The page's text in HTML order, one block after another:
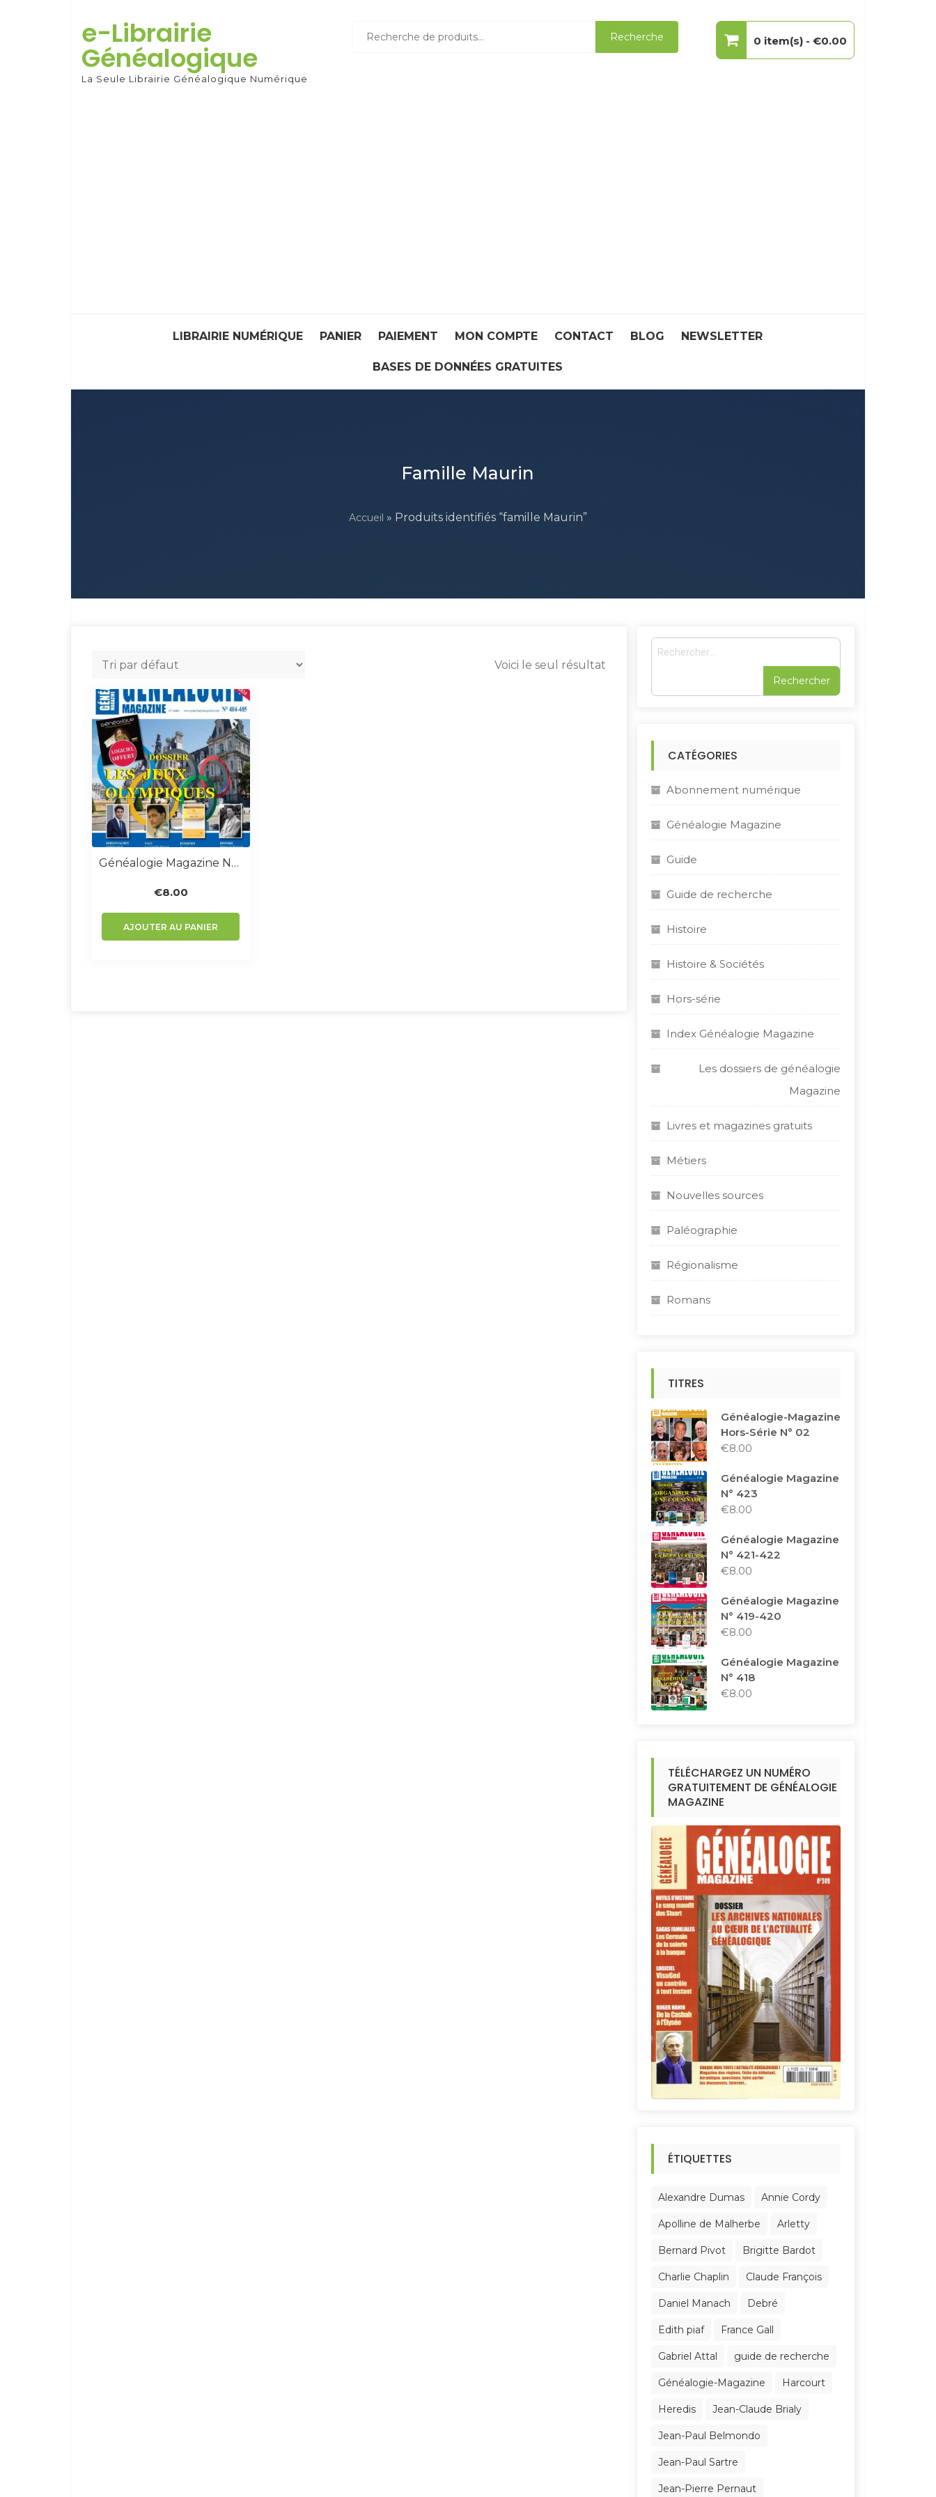
content
e-Librairie
Généalogique
La Seule Librairie Généalogique Numérique
pour :
Recherche 0 item(s) -€0.00
LIBRAIRIE NUMÉRIQUE PANIER PAIEMENT MON COMPTE CONTACT BLOG NEWSLETTER
BASES DE DONNÉES GRATUITES
Famille Maurin
Accueil » Produits identifiés “famille Maurin”
Voici le seul résultat
Généalogie Magazine N° 404-405
€8.00
AJOUTER AU PANIER
R
e
:
CATÉGORIES
Abonnement numérique
Généalogie Magazine
Guide
Guide de recherche
Histoire
Histoire & Sociétés
Hors-série
Index Généalogie Magazine
Les dossiers de généalogie
Magazine
Livres et magazines gratuits
Métiers
Nouvelles sources
Paléographie
Régionalisme
Romans
TITRES
Généalogie-Magazine
Hors-Série N° 02
€8.00
Généalogie Magazine
N° 423
€8.00
Généalogie Magazine
N° 421-422
€8.00
Généalogie Magazine
N° 419-420
€8.00
Généalogie Magazine
N° 418
€8.00
TÉLÉCHARGEZ UN NUMÉRO
GRATUITEMENT DE GÉNÉALOGIE
MAGAZINE
ÉTIQUETTES
Alexandre Dumas Annie Cordy
Apolline de Malherbe Arletty
Bernard Pivot Brigitte Bardot
Charlie Chaplin Claude François
Daniel Manach Debré
Edith piaf France Gall
Gabriel Attal guide de recherche
Généalogie-Magazine Harcourt
Heredis Jean-Claude Brialy
Jean-Paul Belmondo
Jean-Paul Sartre
Jean-Pierre Pernaut